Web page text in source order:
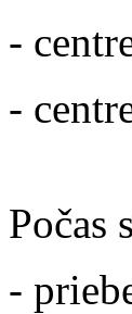
-
-
Počas
-